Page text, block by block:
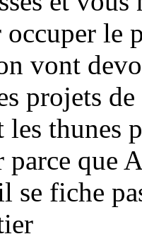
le
vont
projets
thunes
parce que
se fiche